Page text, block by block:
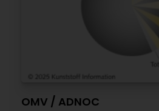
OMV / ADNOC